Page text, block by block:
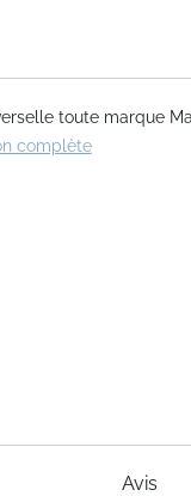
toute marque
complète
Avis